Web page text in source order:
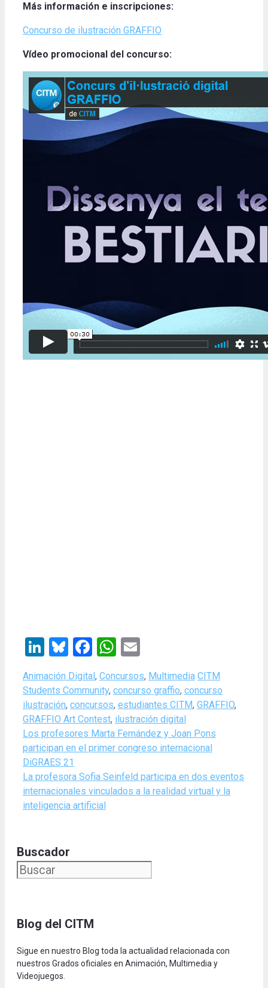
Más información e inscripciones:
Concurso de ilustración GRAFFIO
Vídeo promocional del concurso:
LinkedIn
Bluesky
Facebook
WhatsApp
Categories
Animación Digital , Concursos, Multimedia Tags
CITM
Students Community, concurso graffio, concurso
ilustración, concursos, estudiantes CITM, GRAFFIO,
GRAFFIO Art Contest, ilustración digital
Los profesores Marta Fernández y Joan Pons
participan en el primer congreso internacional
DiGRAES 21
La profesora Sofia Seinfeld participa en dos eventos
internacionales vinculados a la realidad virtual y la
inteligencia artificial
Buscador
Blog del CITM
Sigue en nuestro Blog toda la actualidad relacionada con
nuestros Grados oficiales en Animación, Multimedia y
Videojuegos.